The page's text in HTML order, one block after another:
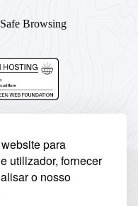
para
utilizador, fornecer
o nosso
| Todos os direitos
care by